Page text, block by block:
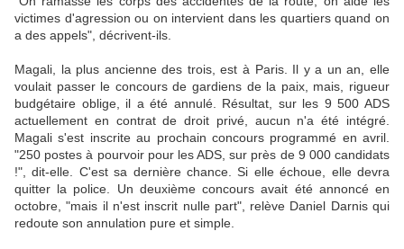
victimes d'agression ou on intervient dans les quartiers quand on
a des appels", décrivent-ils.
Magali, la plus ancienne des trois, est à Paris. Il y a un an, elle
voulait passer le concours de gardiens de la paix, mais, rigueur
budgétaire oblige, il a été annulé. Résultat, sur les 9 500 ADS
actuellement en contrat de droit privé, aucun n'a été intégré.
Magali s'est inscrite au prochain concours programmé en avril.
"250 postes à pourvoir pour les ADS, sur près de 9 000 candidats
!", dit-elle. C'est sa dernière chance. Si elle échoue, elle devra
quitter la police. Un deuxième concours avait été annoncé en
octobre, "mais il n'est inscrit nulle part", relève Daniel Darnis qui
redoute son annulation pure et simple.